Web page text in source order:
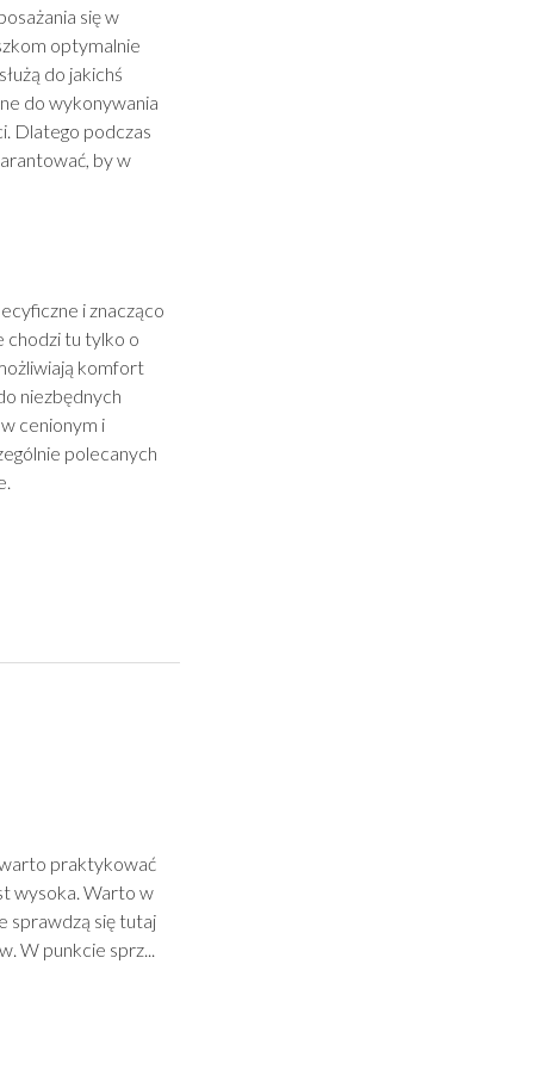
się w
optymalnie
do jakichś
do wykonywania
Dlatego podczas
by w
i znacząco
chodzi tu tylko o
komfort
niezbędnych
cenionym i
polecanych
praktykować
wysoka. Warto w
sprawdzą się tutaj
W punkcie sprz...